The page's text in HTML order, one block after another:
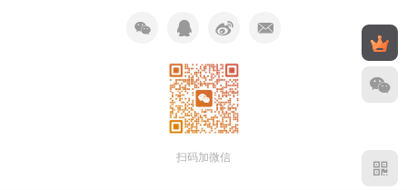
扫码加微信